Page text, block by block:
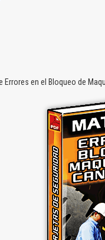
en el Bloqueo de